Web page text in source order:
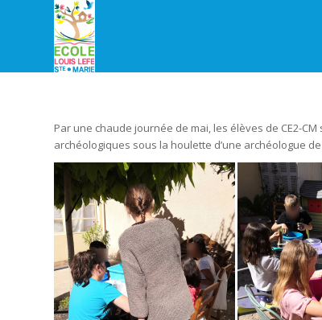
Par une chaude journée de mai, les élèves de CE2-
archéologiques sous la houlette d’une archéologue